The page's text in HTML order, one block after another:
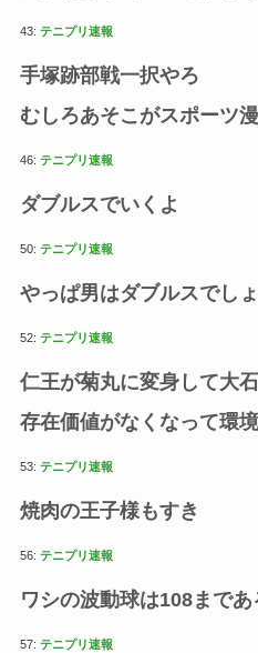
43: テニプリ速報
手塚跡部戦一択やろ
むしろあそこがスポーツ
46: テニプリ速報
ダブルスでいくよ
50: テニプリ速報
やっぱ男はダブルスでし
52: テニプリ速報
仁王が菊丸に変身して大
存在価値がなくなって環
53: テニプリ速報
焼肉の王子様もすき
56: テニプリ速報
ワシの波動球は108まであ
57: テニプリ速報